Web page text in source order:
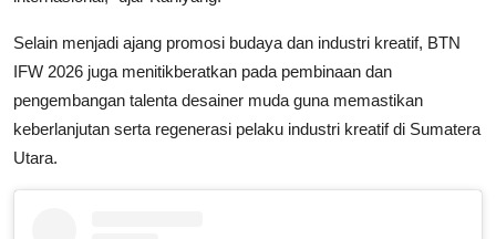
Selain menjadi ajang promosi budaya dan industri kreatif, BTN
IFW 2026 juga menitikberatkan pada pembinaan dan
pengembangan talenta desainer muda guna memastikan
keberlanjutan serta regenerasi pelaku industri kreatif di Sumatera
Utara.